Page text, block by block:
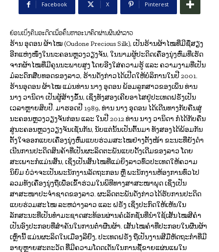
Facebook X Pinterest
ຍ້ອນເບິ່ງຄືນອະດີດເພື່ອຄົ້ນຫາອະນາຄົດຜ່ານຜືນຜ້າລາວ
ຮ້ານ ອຸດອນ ຜ້າໄໝ (Oudone Precious Silk), ເປັນຮ້ານຜ້າໄໝທີ່ມີຊື່ສຽງ
ອີກແຫ່ງໜຶ່ງໃນນະຄອນຫຼວງວຽງຈັນ, ໃນນາມຜູ້ປະດິດເຄື່ອງນຸ່ງຫົ່ມທີ່ເຮັດ
ຈາກຜ້າໄໝທີ່ມີຄຸນນະພາບສູງ ໂດຍອີງໃສ່ຄວາມຮູ້ ແລະ ຄວາມງາມທີ່ເປັນ
ມໍລະດົກສືບທອດຂອງລາວ, ຮ້ານດັ່ງກ່າວໄດ້ເປີດໃຫ້ບໍລິການໃນປີ 2001.
ຮ້ານອຸດອນ ຜ້າໄໝ ແມ່ນທ່ານ ນາງ ອຸດອນ ພ້ອມລູກສາວຂອງເພິ່ນ ທ່ານ
ນາງ ວານິດາ ເປັນຜູ້ສ້າງຂຶ້ນ, ເຊິ່ງທັງສອງເຄີຍອາໄສຢູ່ປະເທດຝຣັ່ງເປັນ
ເວລາຫຼາຍສິບປີ. ມາຮອດປີ 1989, ທ່ານ ນາງ ອຸດອນ ໄດ້ເດີນທາງກັບຄືນສູ່
ນະຄອນຫຼວງວຽງຈັນກ່ອນ ແລະ ໃນປີ 2012 ທ່ານ ນາງ ວານິດາ ກໍໄດ້ກັບຄືນ
ສູ່ນະຄອນຫຼວງວຽງຈັນເຊັ່ນກັນ, ນັບແຕ່ນັ້ນເປັນຕົ້ນມາ ທັງສອງໄດ້ພ້ອມກັນ
ຕັ້ງໃຈອອກແບບເຄື່ອງນຸ່ງຫົ່ມແບບຮ່ວມສະໄໝຢ່າງຕັ້ງໜ້າ ຂະນະທີ່ຍັງດໍາ
ເນີນການປະດິດສິນຄ້າທີ່ເປັນຜະລິດຕະພັນແບບດັ້ງເດີມຂອງລາວ ໂດຍ
ສະເພາະກໍແມ່ນສິ້ນ, ເຊິ່ງເປັນສິ້ນໄໝທີ່ແມ່ຍິງລາວທົ່ວປະເທດໃຫ້ຄວາມ
ນິຍົມ ບໍ່ວ່າຈະເປັນພະນັກງານລັດຖະກອນ ຫຼື ພະນັກງານຫ້ອງການທົ່ວໄປ
ລວມທັງເຄື່ອງນຸ່ງຖືເພື່ອເຂົ້າຮ່ວມໃນພິທີທາງສາສະໜາພຸດ ເຊິ່ງເປັນ
ສາສະໜາປະຈຳຊາດຂອງລາວ. ຜະລິດຕະພັນດັ່ງກ່າວໄດ້ຮັບການປະດິດ
ແບບຮ່ວມສະໄໝ ລະຫວ່າງລາວ ແລະ ຝຣັ່ງ ເຊິ່ງປະກົດໃຫ້ເຫັນໃນ
ລັກສະນະທີ່ເປັນທໍາມະຊາດສະທ້ອນຜ່ານຄໍເລັກຊັ່ນທີ່ນຳໃຊ້ເສັ້ນໄໝສີຄຳ
ເປັນອົງປະກອບທີ່ສຳຄັນໃນການຕໍ່າຜືນຜ້າ. ເສັ້ນໄໝຄຳທີ່ປະກອບໃນຜືນຜ້າ
ເຫຼົ່ານີ້ ແມ່ນຜະລິດໃນເມືອງລີຢົງ, ປະເທດຝຣັ່ງ ຖືເປັນງານສີມືຫັດຖະກຳທີ່ມີ
ອາຍຸຫຼາຍສະຕະວັດ ທີ່ີມີຄວາມໂດດເດັ່ນໃນການຊື້ຂາຍແຜ່ນແພໃນ